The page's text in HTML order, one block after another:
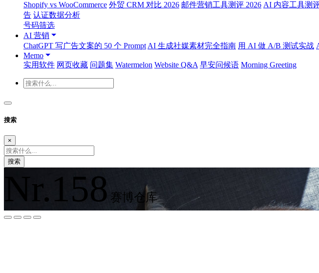
Shopify vs WooCommerce 外贸 CRM 对比 2026 邮件营销工具测评 2026 AI 内容工具测
告 认证数据分析
号码筛选
AI 营销
ChatGPT 写广告文案的 50 个 Prompt AI 生成社媒素材完全指南 用 AI 做 A/B 测试实战
Memo
实用软件 网页收藏 问题集 Watermelon Website Q&A 早安问候语 Morning Greeting
搜索
×
搜索
Nr.158 赛博仓库